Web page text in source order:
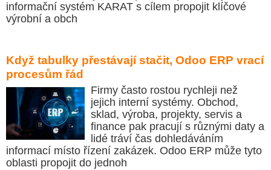
informační systém KARAT s cílem propojit klíčové
výrobní a obch
Když tabulky přestávají stačit, Odoo ERP vrací
procesům řád
Firmy často rostou rychleji než
jejich interní systémy. Obchod,
sklad, výroba, projekty, servis a
finance pak pracují s různými daty a
lidé tráví čas dohledáváním
informací místo řízení zakázek. Odoo ERP může tyto
oblasti propojit do jednoh